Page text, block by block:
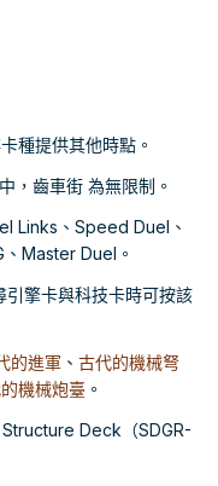
種提供其他時點。
，齒車街 為無限制。
Links、Speed Duel、
Master Duel。
擎卡與科技卡時可按該
的進軍 、 古代的機械弩
機械炮臺 。
Deck（SDGR-